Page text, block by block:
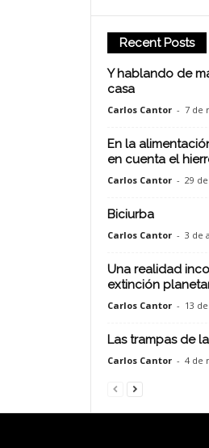
Recent Posts
Y hablando de
casa
Carlos Cantor - 7 de
En la
en cuenta el
Carlos Cantor - 29
Biciurba
Carlos Cantor - 3 de
Una realidad
extinción
Carlos Cantor - 13
Las trampas de
Carlos Cantor - 4 de